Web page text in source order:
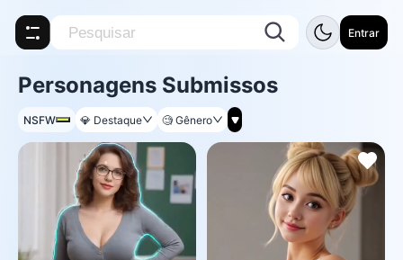
Entrar
Personagens Submissos
NSFW 💎 Destaque 🧐 Gênero